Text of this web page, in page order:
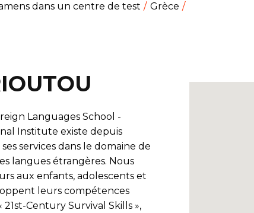
dans un centre de test Grèce
Languages School -
Institute existe depuis
services dans le domaine de
langues étrangères. Nous
aux enfants, adolescents et
leurs compétences
Century Survival Skills »,